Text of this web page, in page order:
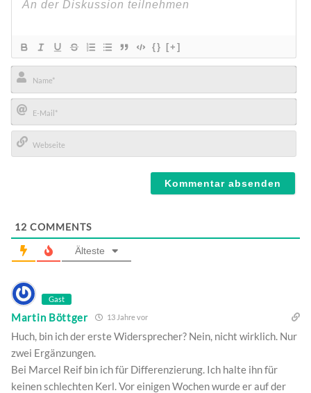
{} [+]
Name*
E-
Mail*
12 COMMENTS
Älteste
Gast
Martin Böttger 13 Jahre vor
Huch, bin ich der erste Widersprecher? Nein, nicht wirklich. Nur
zwei Ergänzungen.
Bei Marcel Reif bin ich für Differenzierung. Ich halte ihn für
keinen schlechten Kerl. Vor einigen Wochen wurde er auf der